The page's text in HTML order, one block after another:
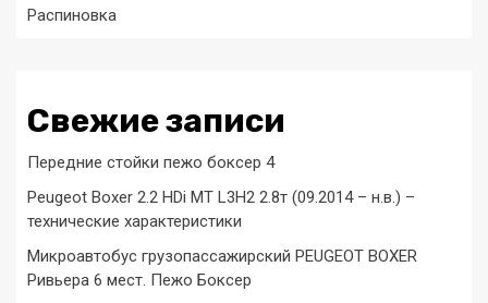
Распиновка
Свежие записи
Передние стойки пежо боксер 4
Peugeot Boxer 2.2 HDi MT L3H2 2.8т (09.2014 – н.в.) –
технические характеристики
Микроавтобус грузопассажирский PEUGEOT BOXER
Ривьера 6 мест. Пежо Боксер